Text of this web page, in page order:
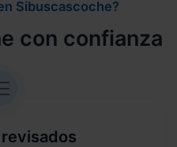
Sibuscascoche?
con confianza